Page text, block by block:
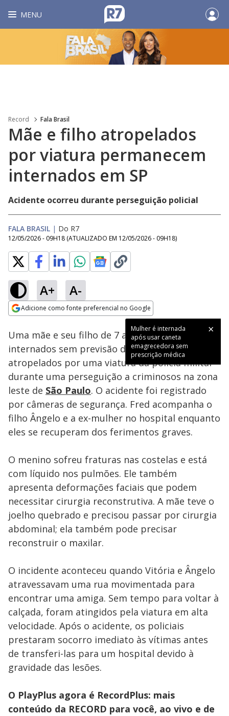
MENU
Record Fala Brasil
Mãe e filho atropelados
por viatura permanecem
internados em SP
Acidente ocorreu durante perseguição policial
FALA BRASIL | Do R7
12/05/2026 - 09H18 (ATUALIZADO EM 12/05/2026 - 09H18)
A+ A-
Adicione como fonte preferencial no Google
Mulher é internada
após usar caneta
emagrecedora sem
prescrição médica
Ativar
Loaded:
53.87%
Uma mãe e seu filho de 7 anos seguem
internados sem previsão de alta após serem
atropelados por uma viatura da polícia militar
durante uma perseguição a criminosos na zona
leste de São Paulo. O acidente foi registrado
por câmeras de segurança. Fred acompanha o
filho Ângelo e a ex-mulher no hospital enquanto
eles se recuperam dos ferimentos graves.
O menino sofreu fraturas nas costelas e está
com líquido nos pulmões. Ele também
apresenta deformações faciais que podem
necessitar cirurgia reconstrutiva. A mãe teve o
joelho quebrado e precisou passar por cirurgia
abdominal; ela também pode precisar
reconstruir o maxilar.
O incidente aconteceu quando Vitória e Ângelo
atravessavam uma rua movimentada para
encontrar uma amiga. Sem tempo para voltar à
calçada, foram atingidos pela viatura em alta
velocidade. Após o acidente, os policiais
prestaram socorro imediato às vítimas antes
de transferi-las para um hospital devido à
gravidade das lesões.
O PlayPlus agora é RecordPlus: mais
conteúdo da RECORD para você, ao vivo e de